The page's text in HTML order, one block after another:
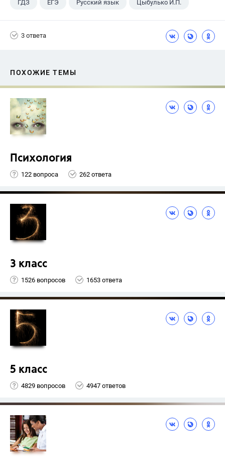
ГДЗ ЕГЭ Русский язык Цыбулько И.П.
3 ответа
ПОХОЖИЕ ТЕМЫ
Психология
122 вопроса 262 ответа
3 класс
1526 вопросов 1653 ответа
5 класс
4829 вопросов 4947 ответов